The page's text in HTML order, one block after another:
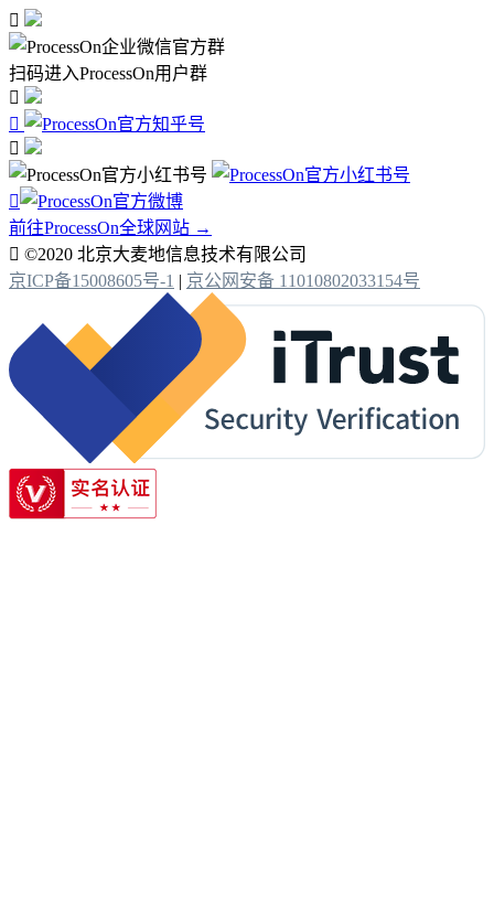

扫码进入ProcessOn用户群




前往ProcessOn全球网站 →
 ©2020 北京大麦地信息技术有限公司
京ICP备15008605号-1 | 京公网安备 11010802033154号